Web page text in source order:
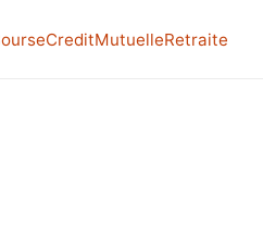
CreditMutuelleRetraite